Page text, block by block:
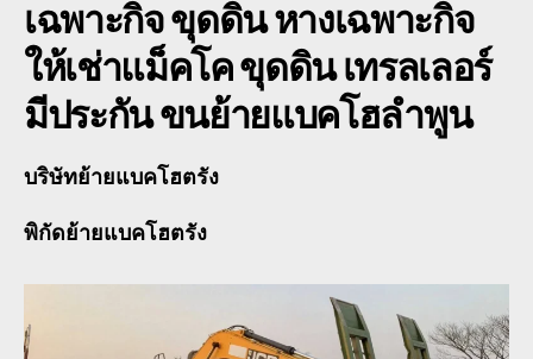
เฉพาะกิจ ขุดดิน หางเฉพาะกิจ
ให้เช่าแม็คโค ขุดดิน เทรลเลอร์
มีประกัน ขนย้ายแบคโฮลำพูน
บริษัทย้ายแบคโฮตรัง
พิกัดย้ายแบคโฮตรัง